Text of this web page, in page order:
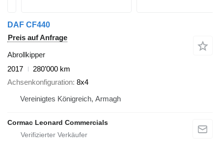
DAF CF440
Preis auf Anfrage
Abrollkipper
2017
280’000 km
Achsenkonfiguration 8x4
Vereinigtes Königreich, Armagh
Cormac Leonard Commercials